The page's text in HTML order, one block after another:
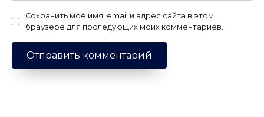
Сохранить моё имя, email и адрес сайта в этом
браузере для последующих моих комментариев.